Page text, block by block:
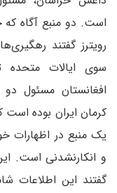
است. دو منبع آگاه که
رویترز گفتند
سوی ایالات
افغانستان مسئول دو
یک منبع در اظهارات
و انکارنشدنی است.
گفتند این اطلاعات